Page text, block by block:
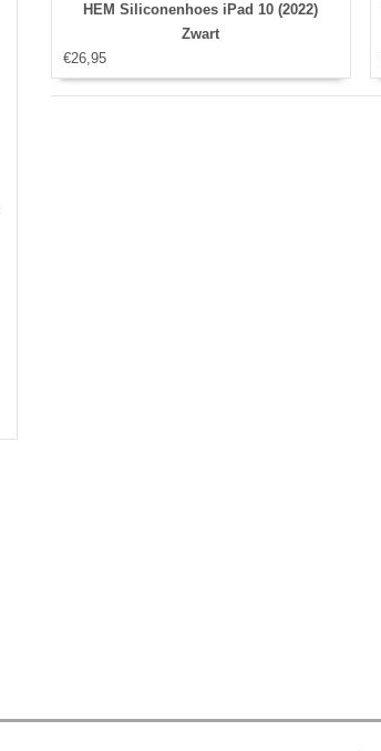
HEM Siliconenhoes iPad 10 (2022)
Zwart
€26,95